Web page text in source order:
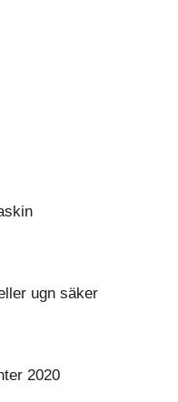
ugn säker
2020